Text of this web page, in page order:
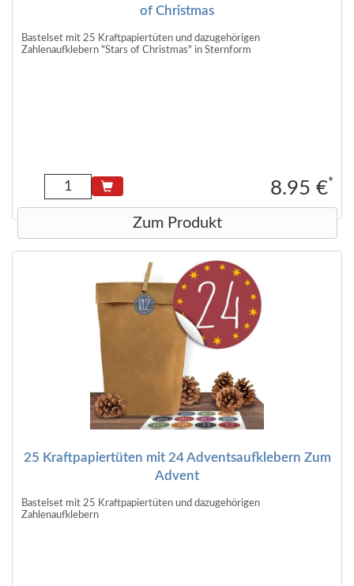
of Christmas
Bastelset mit 25 Kraftpapiertüten und dazugehörigen
Zahlenaufklebern "Stars of Christmas" in Sternform
8.95 €*
Zum Produkt
25 Kraftpapiertüten mit 24 Adventsaufklebern Zum
Advent
Bastelset mit 25 Kraftpapiertüten und dazugehörigen
Zahlenaufklebern